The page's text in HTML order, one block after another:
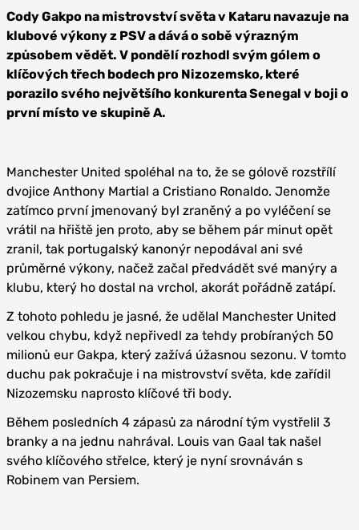
Sevilla
FC
Cody Gakpo na mistrovství světa v Kataru navazuje na
klubové výkony z PSV a dává o sobě výrazným
způsobem vědět. V pondělí rozhodl svým gólem o
klíčových třech bodech pro Nizozemsko, které
porazilo svého největšího konkurenta Senegal v boji o
první místo ve skupině A.
Manchester United spoléhal na to, že se gólově rozstřílí
dvojice Anthony Martial a Cristiano Ronaldo. Jenomže
zatímco první jmenovaný byl zraněný a po vyléčení se
vrátil na hřiště jen proto, aby se během pár minut opět
zranil, tak portugalský kanonýr nepodával ani své
průměrné výkony, načež začal předvádět své manýry a
klubu, který ho dostal na vrchol, akorát pořádně zatápí.
Z tohoto pohledu je jasné, že udělal Manchester United
velkou chybu, když nepřivedl za tehdy probíraných 50
milionů eur Gakpa, který zažívá úžasnou sezonu. V tomto
duchu pak pokračuje i na mistrovství světa, kde zařídil
Nizozemsku naprosto klíčové tři body.
Během posledních 4 zápasů za národní tým vystřelil 3
branky a na jednu nahrával. Louis van Gaal tak našel
svého klíčového střelce, který je nyní srovnáván s
Robinem van Persiem.